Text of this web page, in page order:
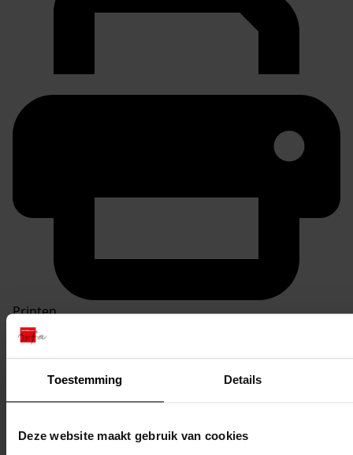
Toestemming Details
Deze website maakt gebruik van cookies
Printen
duurzaam webadres